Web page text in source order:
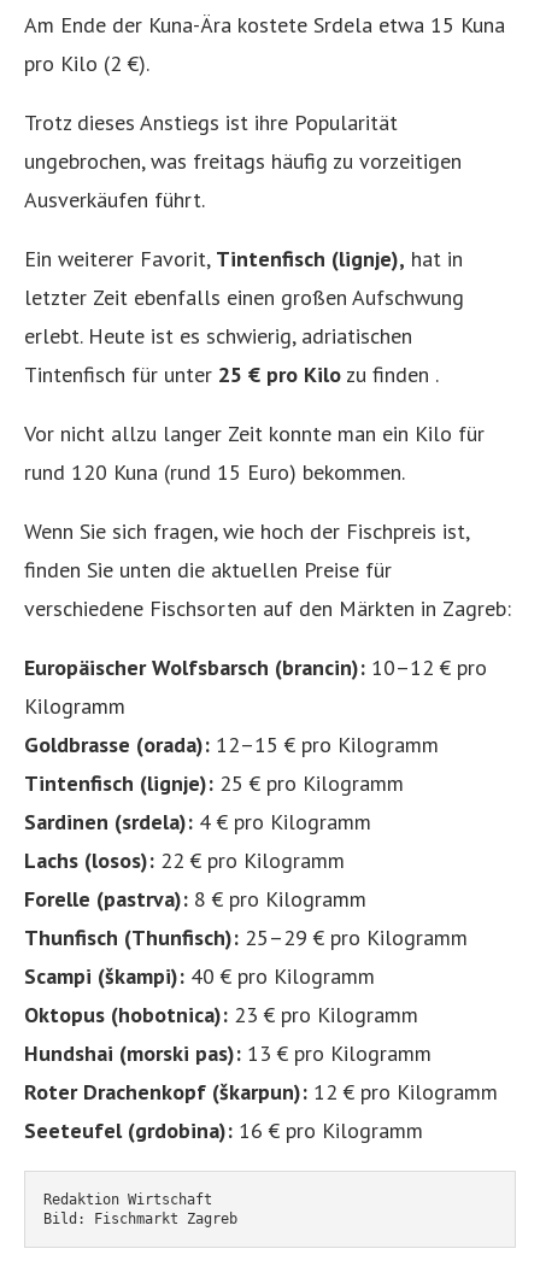
Am Ende der Kuna-Ära kostete Srdela etwa 15 Kuna
pro Kilo (2 €).
Trotz dieses Anstiegs ist ihre Popularität
ungebrochen, was freitags häufig zu vorzeitigen
Ausverkäufen führt.
Ein weiterer Favorit, Tintenfisch (lignje), hat in
letzter Zeit ebenfalls einen großen Aufschwung
erlebt. Heute ist es schwierig, adriatischen
Tintenfisch für unter 25 € pro Kilo zu finden .
Vor nicht allzu langer Zeit konnte man ein Kilo für
rund 120 Kuna (rund 15 Euro) bekommen.
Wenn Sie sich fragen, wie hoch der Fischpreis ist,
finden Sie unten die aktuellen Preise für
verschiedene Fischsorten auf den Märkten in Zagreb:
Europäischer Wolfsbarsch (brancin): 10–12 € pro
Kilogramm
Goldbrasse (orada): 12–15 € pro Kilogramm
Tintenfisch (lignje): 25 € pro Kilogramm
Sardinen (srdela): 4 € pro Kilogramm
Lachs (losos): 22 € pro Kilogramm
Forelle (pastrva): 8 € pro Kilogramm
Thunfisch (Thunfisch): 25–29 € pro Kilogramm
Scampi (škampi): 40 € pro Kilogramm
Oktopus (hobotnica): 23 € pro Kilogramm
Hundshai (morski pas): 13 € pro Kilogramm
Roter Drachenkopf (škarpun): 12 € pro Kilogramm
Seeteufel (grdobina): 16 € pro Kilogramm
Redaktion Wirtschaft
Bild: Fischmarkt Zagreb